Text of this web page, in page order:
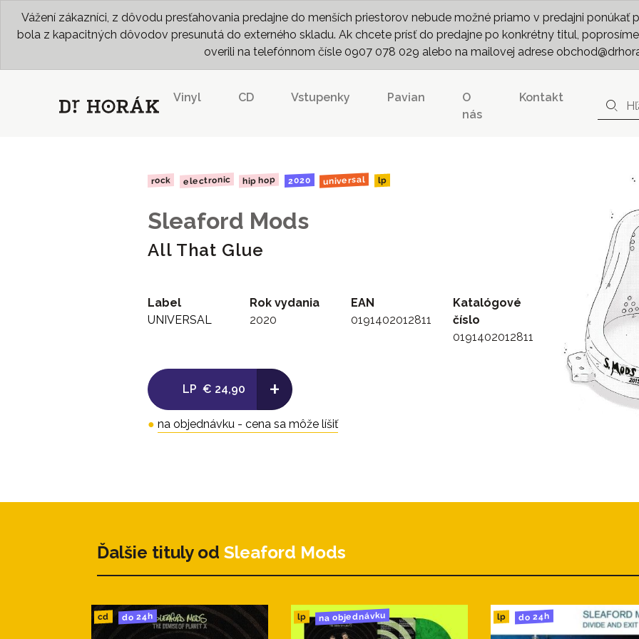
Vážení zákazníci, z dôvodu presťahovania predajne do menších priestorov nebude možné priamo v predajni
bola z kapacitných dôvodov presunutá do externého skladu. Ak chcete prísť do predajne po konkrétny titul,
overili na telefónnom čísle 0907 078 029 alebo na mailovej adrese
Vinyl CD Vstupenky Pavian
O
nás
Kontakt
rock electronic hip hop 2020 universal lp
Sleaford Mods
All That Glue
Label
UNIVERSAL
Rok vydania
2020
EAN
0191402012811
Katalógové
číslo
0191402012811
LP € 24,90 +
● na objednávku - cena sa môže líšiť
Ďalšie tituly od Sleaford Mods
cd do 24h lp na objednávku lp do 24h